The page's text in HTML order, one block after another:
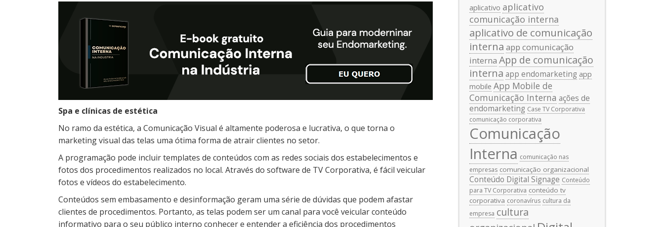
Spa e clínicas de estética
No ramo da estética, a Comunicação Visual é altamente poderosa e lucrativa, o que torna o
marketing visual das telas uma ótima forma de atrair clientes no setor.
A programação pode incluir templates de conteúdos com as redes sociais dos estabelecimentos e
fotos dos procedimentos realizados no local. Através do software de TV Corporativa, é fácil veicular
fotos e vídeos do estabelecimento.
Conteúdos sem embasamento e desinformação geram uma série de dúvidas que podem afastar
clientes de procedimentos. Portanto, as telas podem ser um canal para você veicular conteúdo
informativo para o seu público interno conhecer e entender a eficiência dos procedimentos
aplicativo aplicativo
comunicação interna
aplicativo de comunicação
interna app comunicação
interna App de comunicação
interna app endomarketing app
mobile App Mobile de
Comunicação Interna ações de
endomarketing Case TV Corporativa
comunicação corporativa
Comunicação
Interna comunicação nas
empresas comunicação organizacional
Conteúdo Digital Signage Conteúdo
para TV Corporativa conteúdo tv
corporativa coronavírus cultura da
empresa cultura